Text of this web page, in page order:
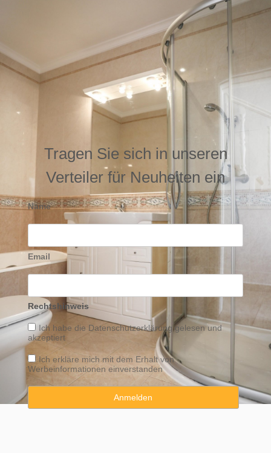
Tragen Sie sich in unseren
Verteiler für Neuheiten ein
Name
Email
Rechtshinweis
Ich habe die Datenschutzerklärung gelesen und
akzeptiert
Ich erkläre mich mit dem Erhalt von
Werbeinformationen einverstanden